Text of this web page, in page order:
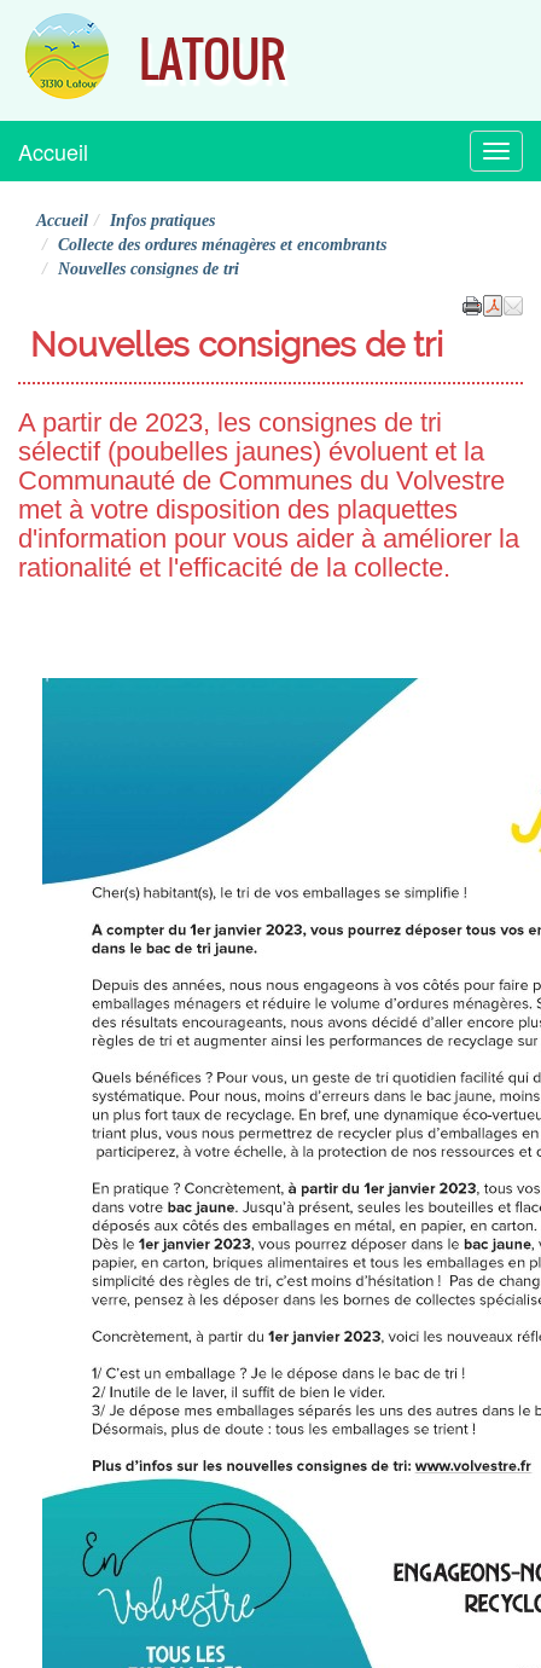
LATOUR
Menu
Accueil
Accueil
Infos pratiques
Collecte des ordures ménagères et encombrants
Nouvelles consignes de tri
Nouvelles consignes de tri
A partir de 2023, les consignes de tri
sélectif (poubelles jaunes) évoluent et la
Communauté de Communes du Volvestre
met à votre disposition des plaquettes
d'information pour vous aider à améliorer la
rationalité et l'efficacité de la collecte.